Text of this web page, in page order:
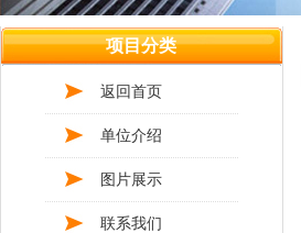
项目分类
返回首页
单位介绍
图片展示
联系我们